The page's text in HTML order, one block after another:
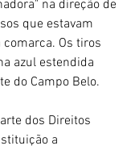
na direção de
que estavam
Os tiros
azul estendida
do Campo Belo.
dos Direitos
a